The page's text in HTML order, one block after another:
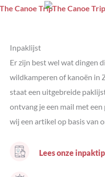
Inpaklijst
Er zijn best wel wat dingen
wildkamperen of kanoën in
staat een uitgebreide
ontvang je een mail met
wij een artikel op basis van
Lees onze